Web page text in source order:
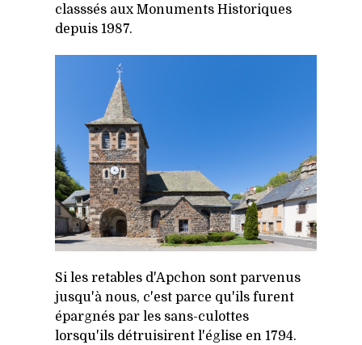
classsés aux Monuments Historiques
depuis 1987.
Si les retables d'Apchon sont parvenus
jusqu'à nous, c'est parce qu'ils furent
épargnés par les sans-culottes
lorsqu'ils détruisirent l'église en 1794.